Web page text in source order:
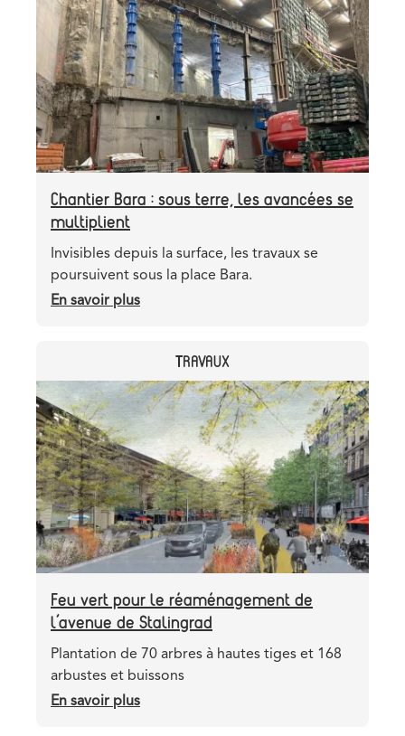
image
Chantier Bara : sous terre, les avancées se
multiplient
Teaser
Invisibles depuis la surface, les travaux se
poursuivent sous la place Bara.
En savoir plus
sous
terre,
avancées
se
multiplient
TRAVAUX
Header
image
Image
Feu vert pour le réaménagement de
l’avenue de Stalingrad
Teaser
Plantation de 70 arbres à hautes tiges et 168
arbustes et buissons
En savoir plus